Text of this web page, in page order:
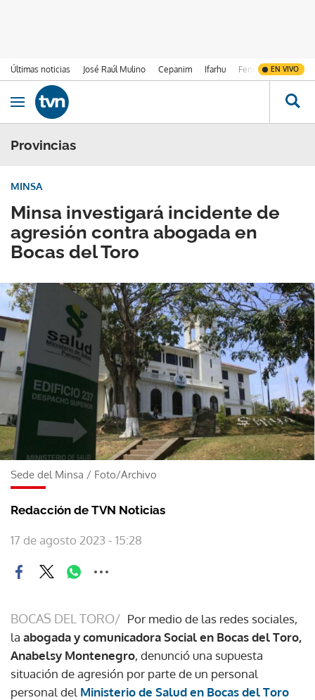
Últimas noticias José Raúl Mulino Cepanim Ifarhu Fenómeno de El
EN VIVO
Ir al contenido
Obrir navegació
Provincias
Minsa investigará incidente de
agresión contra abogada en
Bocas del Toro
MINSA
Sede del Minsa / Foto/Archivo
Redacción de TVN Noticias
17 de agosto 2023 - 15:28
BOCAS DEL TORO/ Por medio de las redes sociales,
la abogada y comunicadora Social en Bocas del Toro,
Anabelsy Montenegro, denunció una supuesta
situación de agresión por parte de un personal
personal del Ministerio de Salud en Bocas del Toro